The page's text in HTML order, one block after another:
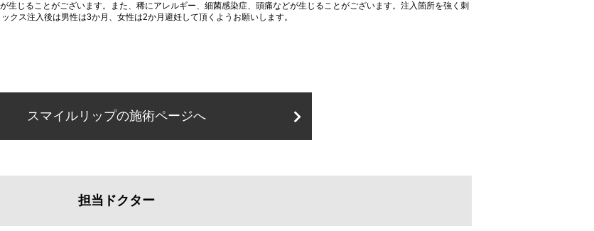
生じることがございます。また、稀にアレルギー、細菌感染症、頭痛などが生じることがございます。注入箇所を強く刺
クス注入後は男性は3か月、女性は2か月避妊して頂くようお願いします。
スマイルリップの施術ページへ
担当ドクター